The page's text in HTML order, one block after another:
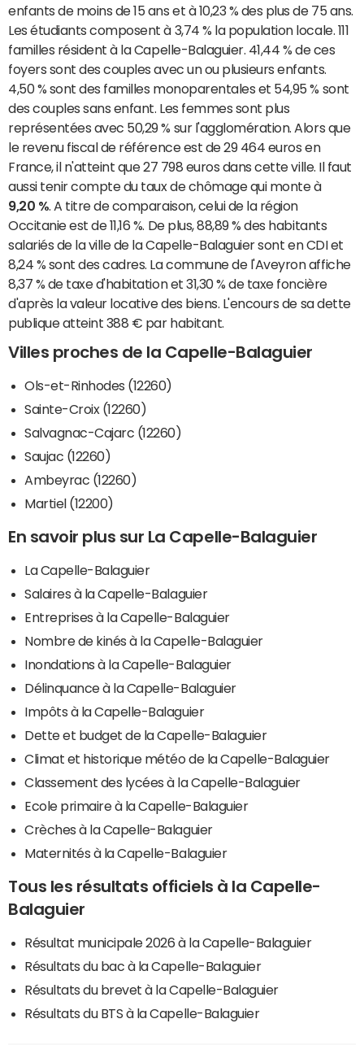
enfants de moins de 15 ans et à 10,23 % des plus de 75 ans.
Les étudiants composent à 3,74 % la population locale. 111
familles résident à la Capelle-Balaguier. 41,44 % de ces
foyers sont des couples avec un ou plusieurs enfants.
4,50 % sont des familles monoparentales et 54,95 % sont
des couples sans enfant. Les femmes sont plus
représentées avec 50,29 % sur l'agglomération. Alors que
le revenu fiscal de référence est de 29 464 euros en
France, il n'atteint que 27 798 euros dans cette ville. Il faut
aussi tenir compte du taux de chômage qui monte à
9,20 % . A titre de comparaison, celui de la région
Occitanie est de 11,16 %. De plus, 88,89 % des habitants
salariés de la ville de la Capelle-Balaguier sont en CDI et
8,24 % sont des cadres. La commune de l'Aveyron affiche
8,37 % de taxe d'habitation et 31,30 % de taxe foncière
d'après la valeur locative des biens. L'encours de sa dette
publique atteint 388 € par habitant.
Villes proches de la Capelle-Balaguier
Ols-et-Rinhodes (12260)
Sainte-Croix (12260)
Salvagnac-Cajarc (12260)
Saujac (12260)
Ambeyrac (12260)
Martiel (12200)
En savoir plus sur La Capelle-Balaguier
La Capelle-Balaguier
Salaires à la Capelle-Balaguier
Entreprises à la Capelle-Balaguier
Nombre de kinés à la Capelle-Balaguier
Inondations à la Capelle-Balaguier
Délinquance à la Capelle-Balaguier
Impôts à la Capelle-Balaguier
Dette et budget de la Capelle-Balaguier
Climat et historique météo de la Capelle-Balaguier
Classement des lycées à la Capelle-Balaguier
Ecole primaire à la Capelle-Balaguier
Crèches à la Capelle-Balaguier
Maternités à la Capelle-Balaguier
Tous les résultats officiels à la Capelle-
Balaguier
Résultat municipale 2026 à la Capelle-Balaguier
Résultats du bac à la Capelle-Balaguier
Résultats du brevet à la Capelle-Balaguier
Résultats du BTS à la Capelle-Balaguier